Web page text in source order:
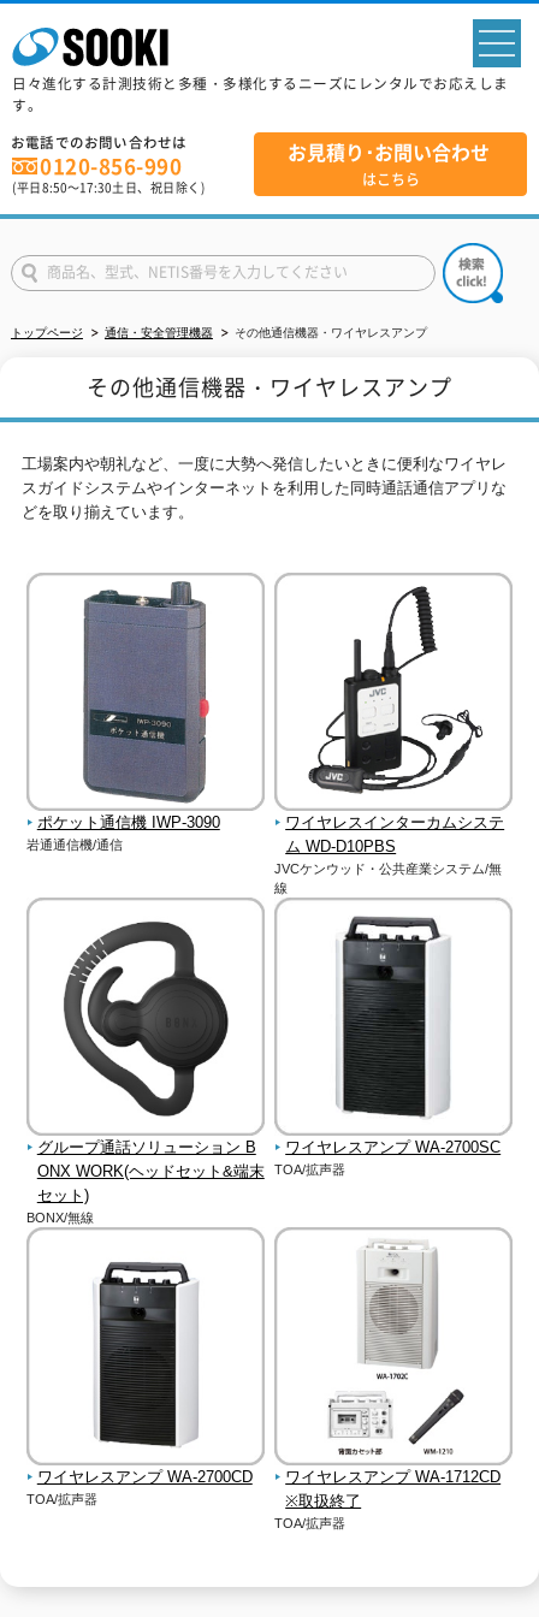
日々進化する計測技術と多種・多様化するニーズにレンタルでお応えしま
す。
お電話でのお問い合わせは
0120-856-990
(平日8:50～17:30土日、祝日除く)
お見積り･お問い合わせ
はこちら
トップページ 通信・安全管理機器 その他通信機器・ワイヤレスアンプ
その他通信機器・ワイヤレスアンプ
工場案内や朝礼など、一度に大勢へ発信したいときに便利なワイヤレ
スガイドシステムやインターネットを利用した同時通話通信アプリな
どを取り揃えています。
ポケット通信機 IWP-3090
岩通通信機/通信
ワイヤレスインターカムシステ
ム WD-D10PBS
JVCケンウッド・公共産業システム/無
線
グループ通話ソリューション B
ONX WORK(ヘッドセット&端末
セット)
BONX/無線
ワイヤレスアンプ WA-2700SC
TOA/拡声器
ワイヤレスアンプ WA-2700CD
TOA/拡声器
ワイヤレスアンプ WA-1712CD
※取扱終了
TOA/拡声器